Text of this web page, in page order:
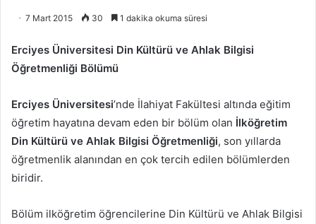
7 Mart 2015 30 1 dakika okuma süresi
Erciyes Üniversitesi Din Kültürü ve Ahlak Bilgisi
Öğretmenliği Bölümü
Erciyes Üniversitesi’nde İlahiyat Fakültesi altında eğitim
öğretim hayatına devam eden bir bölüm olan İlköğretim
Din Kültürü ve Ahlak Bilgisi Öğretmenliği, son yıllarda
öğretmenlik alanından en çok tercih edilen bölümlerden
biridir.
Bölüm ilköğretim öğrencilerine Din Kültürü ve Ahlak Bilgisi